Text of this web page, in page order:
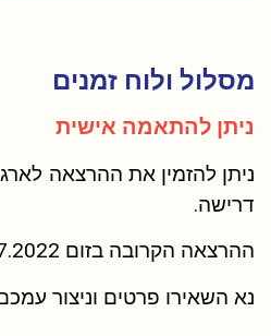
מסלול ולוח זמנים
ניתן להתאמה אישית
ניתן להזמין את ההרצאה
דרישה.
ההרצאה הקרובה בזום 13.7.2022 בשעה 16:00
נא השאירו פרטים וניצור